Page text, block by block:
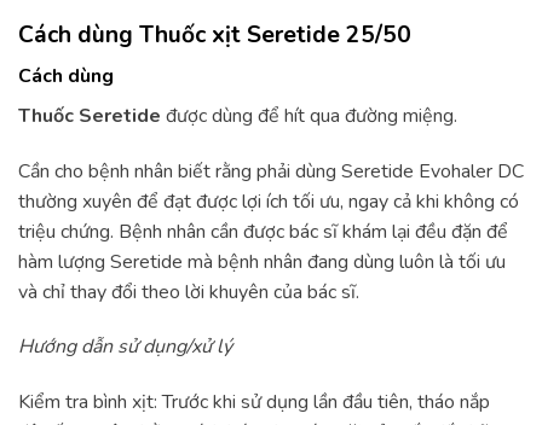
Cách dùng Thuốc xịt Seretide 25/50
Cách dùng
Thuốc Seretide được dùng để hít qua đường miệng.
Cần cho bệnh nhân biết rằng phải dùng Seretide Evohaler DC
thường xuyên để đạt được lợi ích tối ưu, ngay cả khi không có
triệu chứng. Bệnh nhân cần được bác sĩ khám lại đều đặn để
hàm lượng Seretide mà bệnh nhân đang dùng luôn là tối ưu
và chỉ thay đổi theo lời khuyên của bác sĩ.
Hướng dẫn sử dụng/xử lý
Kiểm tra bình xịt: Trước khi sử dụng lần đầu tiên, tháo nắp